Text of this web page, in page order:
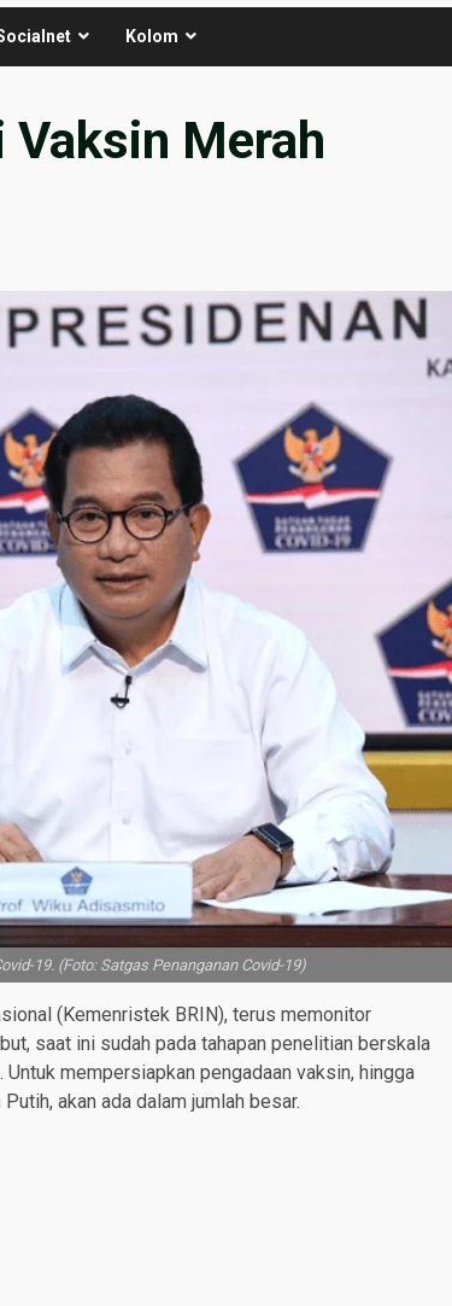
Kolom
Vaksin Merah
19. (Foto: Satgas Penanganan Covid-19)
(Kemenristek BRIN), terus memonitor
saat ini sudah pada tahapan penelitian berskala
mempersiapkan pengadaan vaksin, hingga
akan ada dalam jumlah besar.